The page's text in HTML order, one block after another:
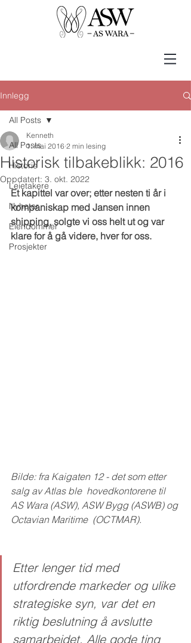
Innlegg
All Posts
Historie
Leietakere
Nyheter
Eiendommer
Prosjekter
All Posts
Historisk tilbakeblikk: 2016
Kenneth
1. mai 2016 2 min lesing
Oppdatert: 3. okt. 2022
Et kapittel var over; etter nesten ti år i
kompaniskap med Jansen innen
shipping, solgte vi oss helt ut og var
klare for å gå videre, hver for oss.
Bilde: fra Kaigaten 12 - det som etter
salg av Atlas ble  hovedkontorene til
AS Wara (ASW), ASW Bygg (ASWB) og
Octavian Maritime  (OCTMAR).
Etter lenger tid med
utfordrende markeder og ulike
strategiske syn, var det en
riktig beslutning å avslutte
samarbeidet. Alle gode ting